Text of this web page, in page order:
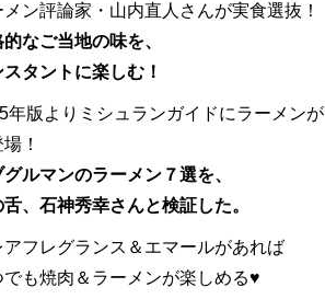
メン評論家・山内直人さんが実食選抜！
なご当地の味を、
スタントに楽しむ！
年版よりミシュランガイドにラーメンが
！
グルマンのラーメン７選を、
、石神秀幸さんと検証した。
アフレグランス＆エマールがあれば
でも焼肉＆ラーメンが楽しめる♥